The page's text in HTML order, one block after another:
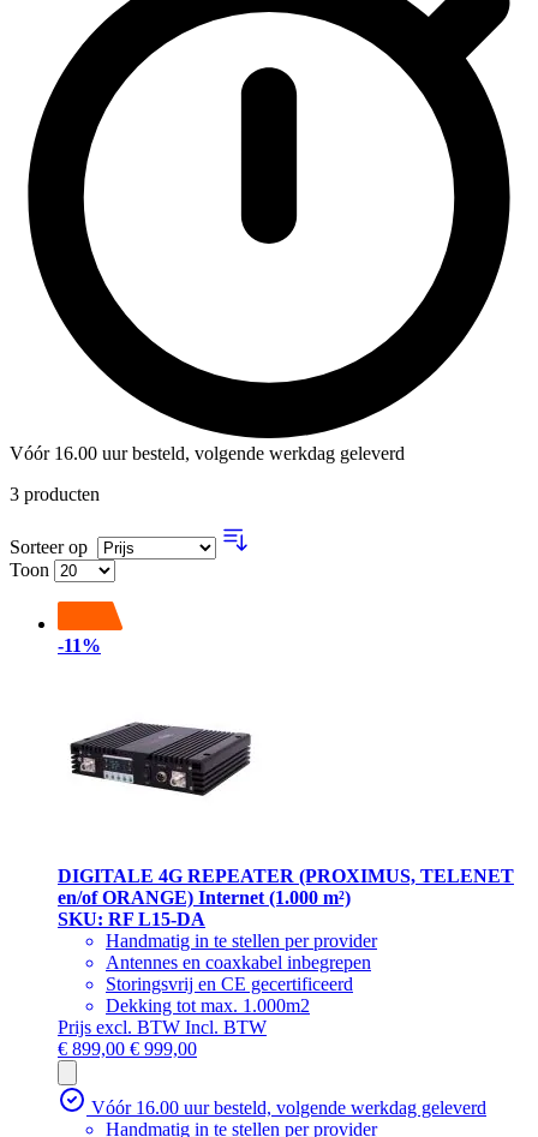
Vóór 16.00 uur besteld, volgende werkdag geleverd
3 producten
Sorteer op
Toon
-11%
DIGITALE 4G REPEATER (PROXIMUS, TELENET
en/of ORANGE) Internet (1.000 m²)
SKU: RF L15-DA
Handmatig in te stellen per provider
Antennes en coaxkabel inbegrepen
Storingsvrij en CE gecertificeerd
Dekking tot max. 1.000m2
Prijs excl. BTW Incl. BTW
€ 899,00 € 999,00
Vóór 16.00 uur besteld, volgende werkdag geleverd
Handmatig in te stellen per provider